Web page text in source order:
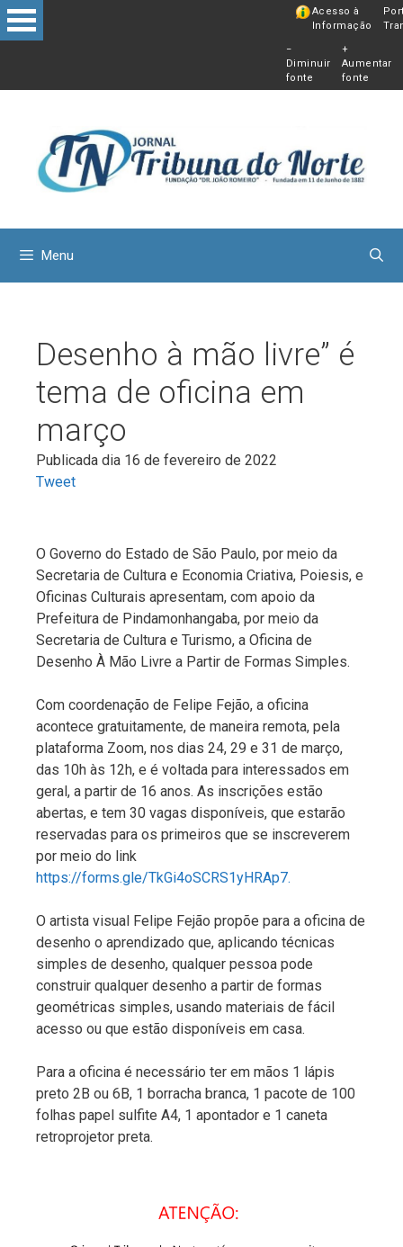
Pular
para
Acesso à
Informação
−
Diminuir
fonte
+
Aumentar
fonte
Menu
Desenho à mão livre” é
tema de oficina em
março
Publicada dia 16 de fevereiro de 2022
Tweet
O Governo do Estado de São Paulo, por meio da
Secretaria de Cultura e Economia Criativa, Poiesis, e
Oficinas Culturais apresentam, com apoio da
Prefeitura de Pindamonhangaba, por meio da
Secretaria de Cultura e Turismo, a Oficina de
Desenho À Mão Livre a Partir de Formas Simples.
Com coordenação de Felipe Fejão, a oficina
acontece gratuitamente, de maneira remota, pela
plataforma Zoom, nos dias 24, 29 e 31 de março,
das 10h às 12h, e é voltada para interessados em
geral, a partir de 16 anos. As inscrições estão
abertas, e tem 30 vagas disponíveis, que estarão
reservadas para os primeiros que se inscreverem
por meio do link
https://forms.gle/TkGi4oSCRS1yHRAp7.
O artista visual Felipe Fejão propõe para a oficina de
desenho o aprendizado que, aplicando técnicas
simples de desenho, qualquer pessoa pode
construir qualquer desenho a partir de formas
geométricas simples, usando materiais de fácil
acesso ou que estão disponíveis em casa.
Para a oficina é necessário ter em mãos 1 lápis
preto 2B ou 6B, 1 borracha branca, 1 pacote de 100
folhas papel sulfite A4, 1 apontador e 1 caneta
retroprojetor preta.